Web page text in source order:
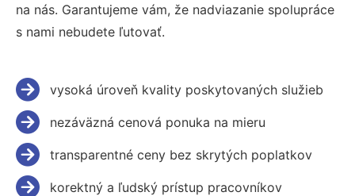
na nás. Garantujeme vám, že nadviazanie spolupráce
s nami nebudete ľutovať.
vysoká úroveň kvality poskytovaných služieb
nezáväzná cenová ponuka na mieru
transparentné ceny bez skrytých poplatkov
korektný a ľudský prístup pracovníkov